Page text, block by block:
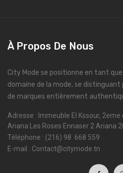
À Propos De Nous
City Mode se positionne en tant
domaine de la mode, se
de marques entièrement
Adresse : Immeuble El Kssour, 2eme
Ariana Les Roses Ennaser 2 Ariana
Téléphone : (216) 98 668 559
E-mail : Contact@citymode.tn